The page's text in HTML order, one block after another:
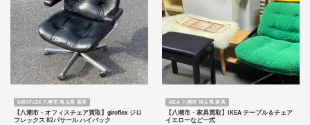
GIROFLEX 八潮市 埼玉県 家具
【八潮市・オフィスチェア買取】giroflex ジロ
フレックス 82パサール ハイバック
IKEA 八潮市 埼玉県 家具
【八潮市・家具買取】IKEA テーブル＆チェア
イエローなど一式